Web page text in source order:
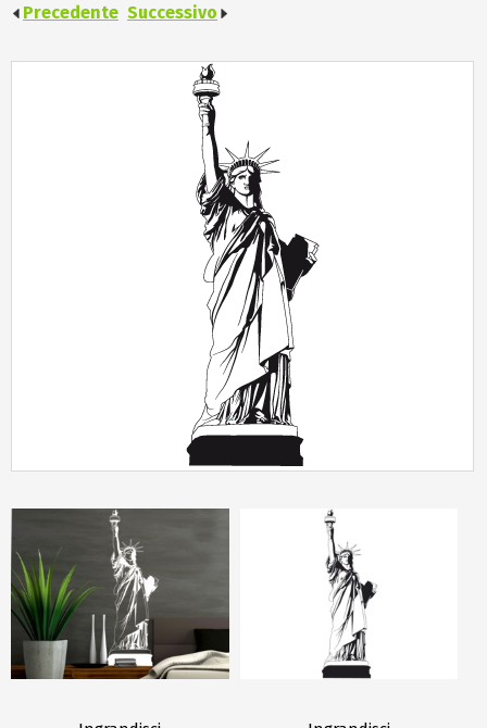
Precedente Successivo